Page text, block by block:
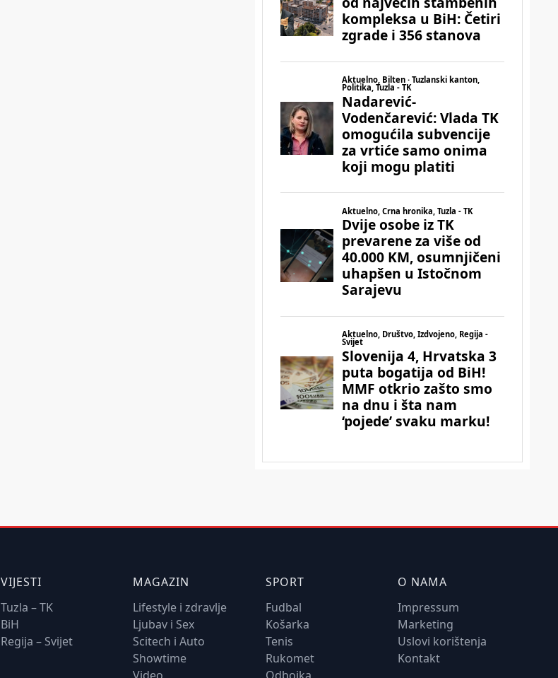
VIJESTI
Tuzla – TK
BiH
Regija – Svijet
MAGAZIN
Lifestyle i zdravlje
Ljubav i Sex
Scitech i Auto
Showtime
Video
SPORT
Fudbal
Košarka
Tenis
Rukomet
Odbojka
O NAMA
Impressum
Marketing
Uslovi korištenja
Kontakt